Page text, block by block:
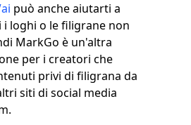
può anche aiutarti a
loghi o le filigrane non
MarkGo è un'altra
per i creatori che
privi di filigrana da
siti di social media